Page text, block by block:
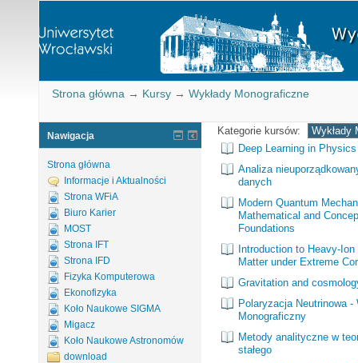
Strona główna → Kursy → Wykłady Monograficzne
Kategorie kursów:
Deep Learning in Physics
Analiza
danych
Modern Quantum
Mathematical and
Foundations
Introduction to Heavy-
Matter under Extreme
Gravitation and
Polaryzacja Neutrinowa -
Monograficzny
Metody analityczne w
stałego
Nawigacja
Strona główna
Informacje i Aktualności
Strona WFiA
Biuro Karier
MOST
Strona IFT
Strona IFD
Fizyka Komputerowa
Ekonofizyka
Koło Naukowe SIGMA
Migacz
Koło Naukowe Astronomów
download